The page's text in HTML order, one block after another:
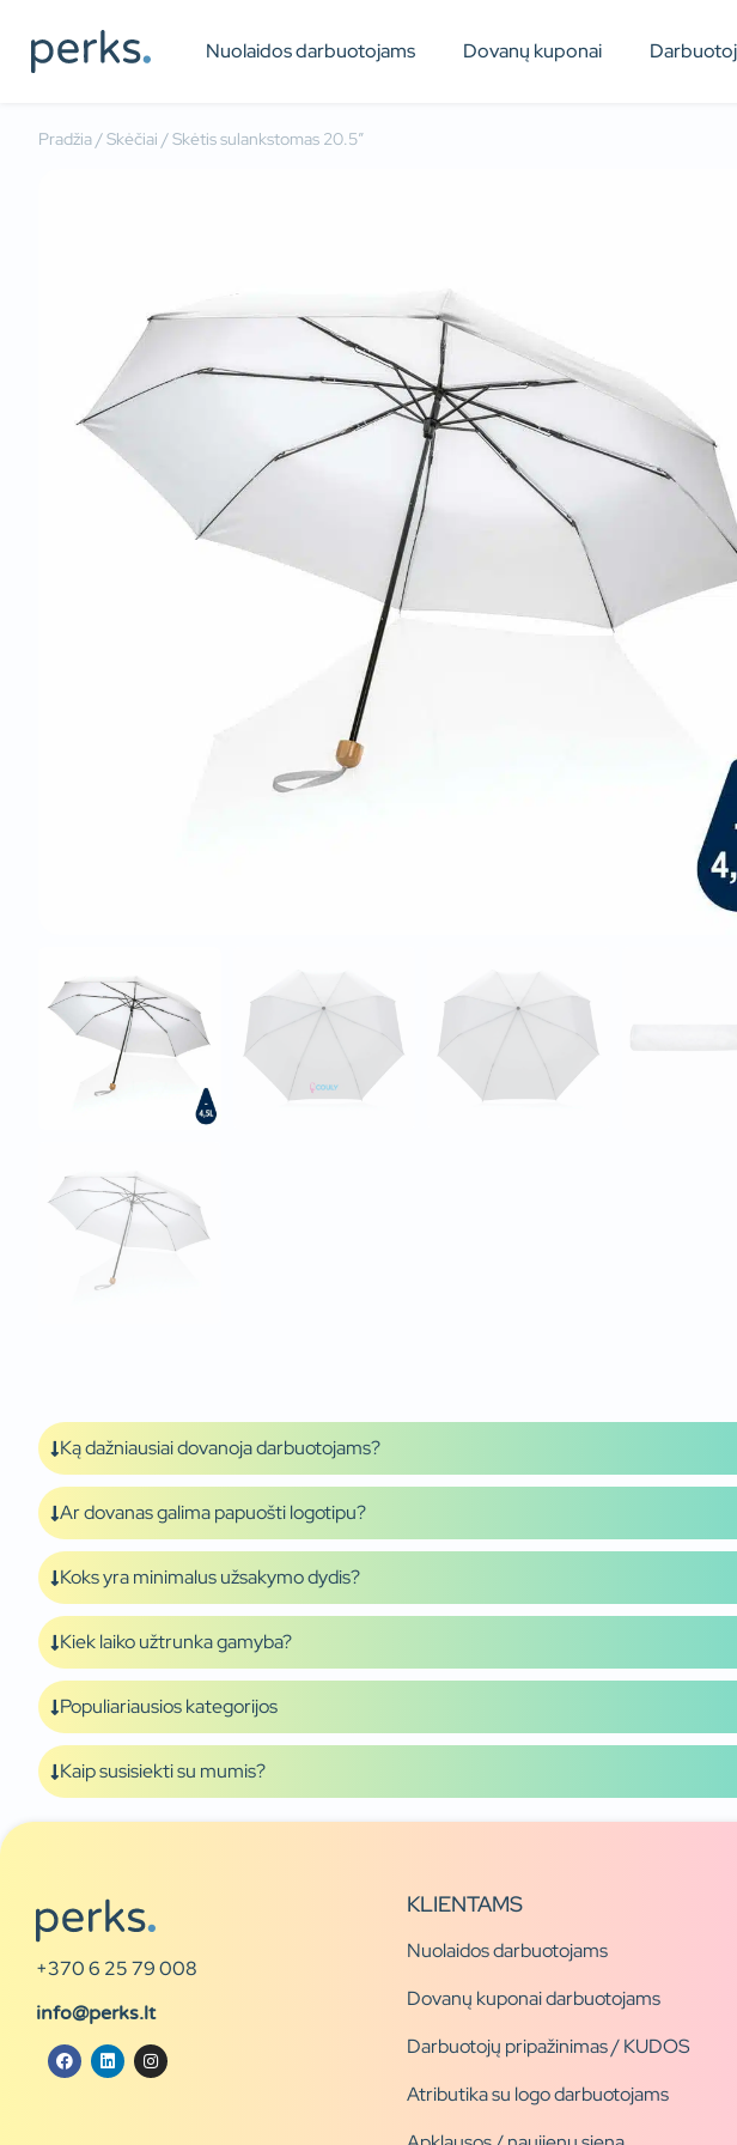
Nuolaidos darbuotojams Dovanų kuponai
Pradžia/Skėčiai / Skėtis sulankstomas 20.5″
Ką dažniausiai dovanoja darbuotojams?
Ar dovanas galima papuošti logotipu?
Koks yra minimalus užsakymo dydis?
Kiek laiko užtrunka gamyba?
Populiariausios kategorijos
Kaip susisiekti su mumis?
+370 6 25 79 008
info@perks.lt
KLIENTAMS
Nuolaidos darbuotojams
Dovanų kuponai darbuotojams
Darbuotojų pripažinimas / KUDOS
Atributika su logo darbuotojams